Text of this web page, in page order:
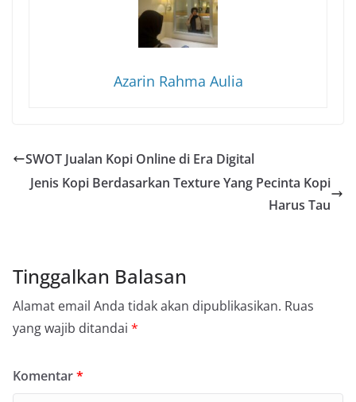
Azarin Rahma Aulia
SWOT Jualan Kopi Online di Era Digital
Jenis Kopi Berdasarkan Texture Yang Pecinta Kopi
Harus Tau
Tinggalkan Balasan
Alamat email Anda tidak akan dipublikasikan. Ruas
yang wajib ditandai *
Komentar*